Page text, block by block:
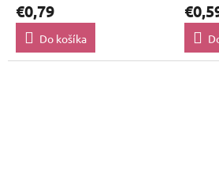
€0,79
Do košíka